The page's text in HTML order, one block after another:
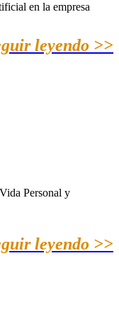
en la empresa
leyendo >>
Personal y
leyendo >>